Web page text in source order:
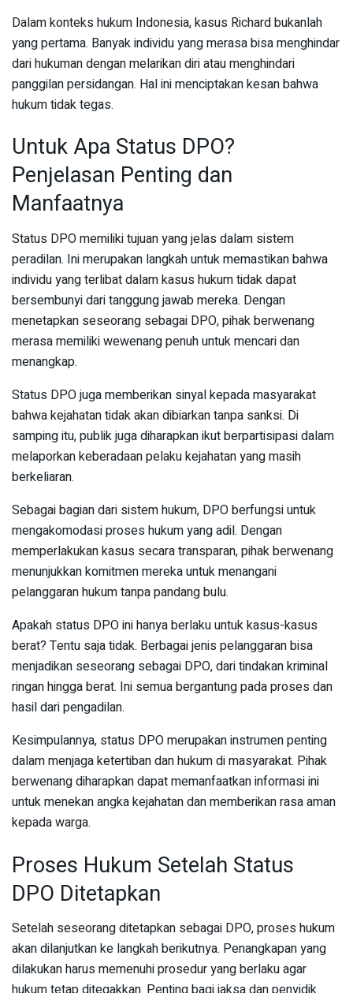
Dalam konteks hukum Indonesia, kasus Richard bukanlah
yang pertama. Banyak individu yang merasa bisa menghindar
dari hukuman dengan melarikan diri atau menghindari
panggilan persidangan. Hal ini menciptakan kesan bahwa
hukum tidak tegas.
Untuk Apa Status DPO?
Penjelasan Penting dan
Manfaatnya
Status DPO memiliki tujuan yang jelas dalam sistem
peradilan. Ini merupakan langkah untuk memastikan bahwa
individu yang terlibat dalam kasus hukum tidak dapat
bersembunyi dari tanggung jawab mereka. Dengan
menetapkan seseorang sebagai DPO, pihak berwenang
merasa memiliki wewenang penuh untuk mencari dan
menangkap.
Status DPO juga memberikan sinyal kepada masyarakat
bahwa kejahatan tidak akan dibiarkan tanpa sanksi. Di
samping itu, publik juga diharapkan ikut berpartisipasi dalam
melaporkan keberadaan pelaku kejahatan yang masih
berkeliaran.
Sebagai bagian dari sistem hukum, DPO berfungsi untuk
mengakomodasi proses hukum yang adil. Dengan
memperlakukan kasus secara transparan, pihak berwenang
menunjukkan komitmen mereka untuk menangani
pelanggaran hukum tanpa pandang bulu.
Apakah status DPO ini hanya berlaku untuk kasus-kasus
berat? Tentu saja tidak. Berbagai jenis pelanggaran bisa
menjadikan seseorang sebagai DPO, dari tindakan kriminal
ringan hingga berat. Ini semua bergantung pada proses dan
hasil dari pengadilan.
Kesimpulannya, status DPO merupakan instrumen penting
dalam menjaga ketertiban dan hukum di masyarakat. Pihak
berwenang diharapkan dapat memanfaatkan informasi ini
untuk menekan angka kejahatan dan memberikan rasa aman
kepada warga.
Proses Hukum Setelah Status
DPO Ditetapkan
Setelah seseorang ditetapkan sebagai DPO, proses hukum
akan dilanjutkan ke langkah berikutnya. Penangkapan yang
dilakukan harus memenuhi prosedur yang berlaku agar